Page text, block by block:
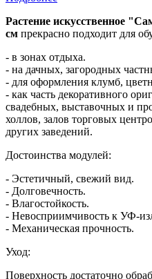
Растение искусственное
см прекрасно подходит для
- в зонах отдыха.
- на дачных, загородных
- для оформления клумб,
- как часть декоративного
свадебных, выставочных и
холлов, залов торговых
других заведений.
Достоинства модулей:
- Эстетичный, свежий вид.
- Долговечность.
- Влагостойкость.
- Невосприимчивость к УФ-
- Механическая прочность.
Уход:
Поверхность достаточно